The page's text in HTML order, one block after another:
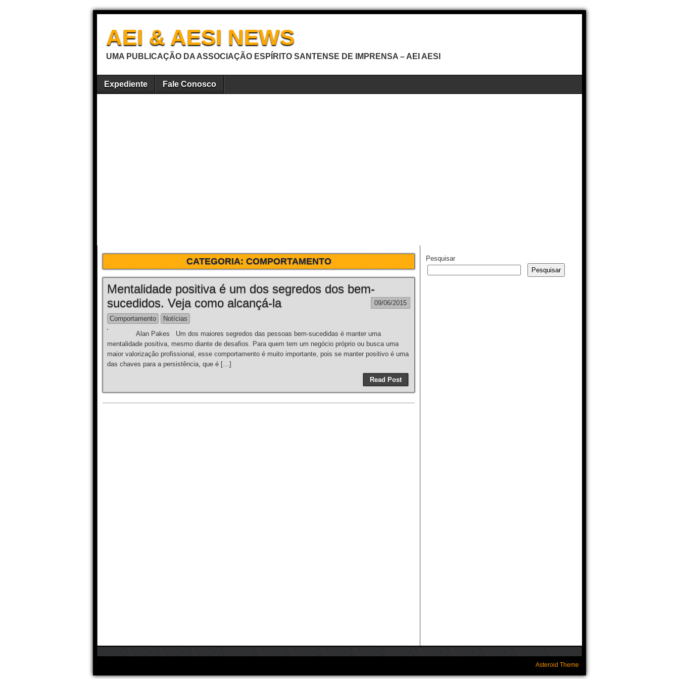
AEI & AESI NEWS
UMA PUBLICAÇÃO DA ASSOCIAÇÃO ESPÍRITO SANTENSE DE IMPRENSA – AEI AESI
Expediente Fale Conosco
CATEGORIA:COMPORTAMENTO
Mentalidade positiva é um dos segredos dos bem-
sucedidos. Veja como alcançá-la
09/06/2015
Comportamento
Notícias
Alan Pakes Um dos maiores segredos das pessoas bem-sucedidas é manter uma
mentalidade positiva, mesmo diante de desafios. Para quem tem um negócio próprio ou busca uma
maior valorização profissional, esse comportamento é muito importante, pois se manter positivo é uma
das chaves para a persistência, que é […]
Read Post
Pesquisar
Pesquisar
Asteroid Theme